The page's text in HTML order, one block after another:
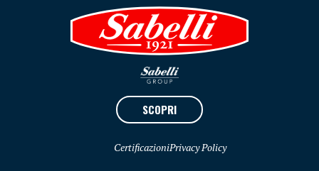
SCOPRI
CertificazioniPrivacy Policy